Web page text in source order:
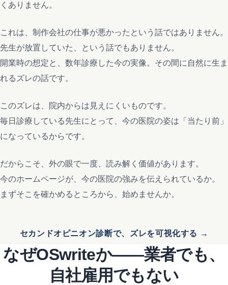
くありません。
これは、制作会社の仕事が悪かったという話ではありません。
先生が放置していた、という話でもありません。
開業時の想定と、数年診療した今の実像。その間に自然に生ま
れるズレの話です。
このズレは、院内からは見えにくいものです。
毎日診療している先生にとって、今の医院の姿は「当たり前」
になっているからです。
だからこそ、外の眼で一度、読み解く価値があります。
今のホームページが、今の医院の強みを伝えられているか。
まずそこを確かめるところから、始めませんか。
セカンドオピニオン診断で、ズレを可視化する →
なぜOSwriteか——業者でも、
自社雇用でもない